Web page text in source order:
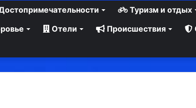
Туризм и отдых
Отели Происшествия